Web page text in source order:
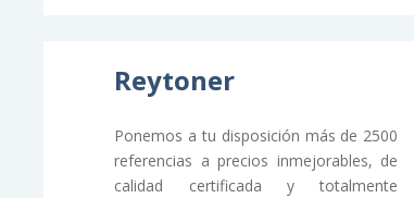
Reytoner
Ponemos a tu disposición más de 2500
referencias a precios inmejorables, de
calidad certificada y totalmente